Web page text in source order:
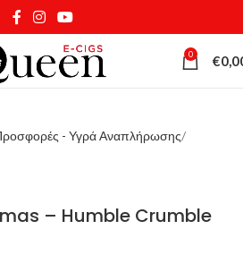
0 €
- Υγρά Αναπλήρωσης
– Humble Crumble